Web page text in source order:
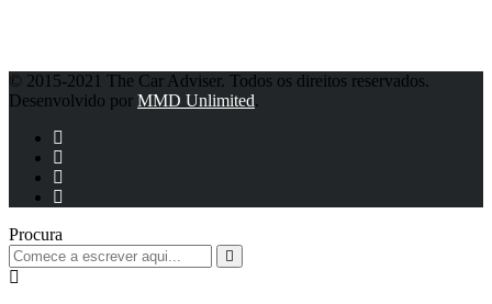
© 2015-2021 The Car Adviser. Todos os direitos reservados.
Desenvolvido por MMD Unlimited.
Procura